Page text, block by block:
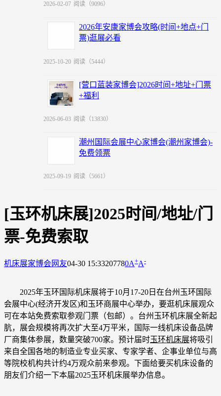
2026-02-07 阅读（9096）
2026年安康家博会攻略(时间+地点+门
票)逛展必看
2025-10-20 阅读（5444）
[营口蓝装家博会]2026时间+地址+门票
+福利
2026-06-03 阅读（13830）
潮州国际会展中心家博会(潮州家博会)-
免费领票
2025-09-19 阅读（5661）
[玉环机床展]2025时间/地址/门
票-免费索取
机床展家博会网友04-30 15:33207780A+A-
2025年玉环国际机床展将于10月17-20日在台州玉环国际
会展中心(经济开发区)和玉环商展中心举办，要逛机床展观众
可在本站免费索取参观门票（包邮）。台州玉环机床展全新起
肮，展会规模将再次扩大至4万平米，国际一线机床设备品牌
厂商集体参展，数量突破700家。预计届时玉环机床展将吸引
来自全国各地的制造业专业买家、专家学者、企事业单位与高
等院校机构共计约4万观众前来参观。下面给要买机床设备的
朋友们介绍一下本届2025玉环机床展举办信息。